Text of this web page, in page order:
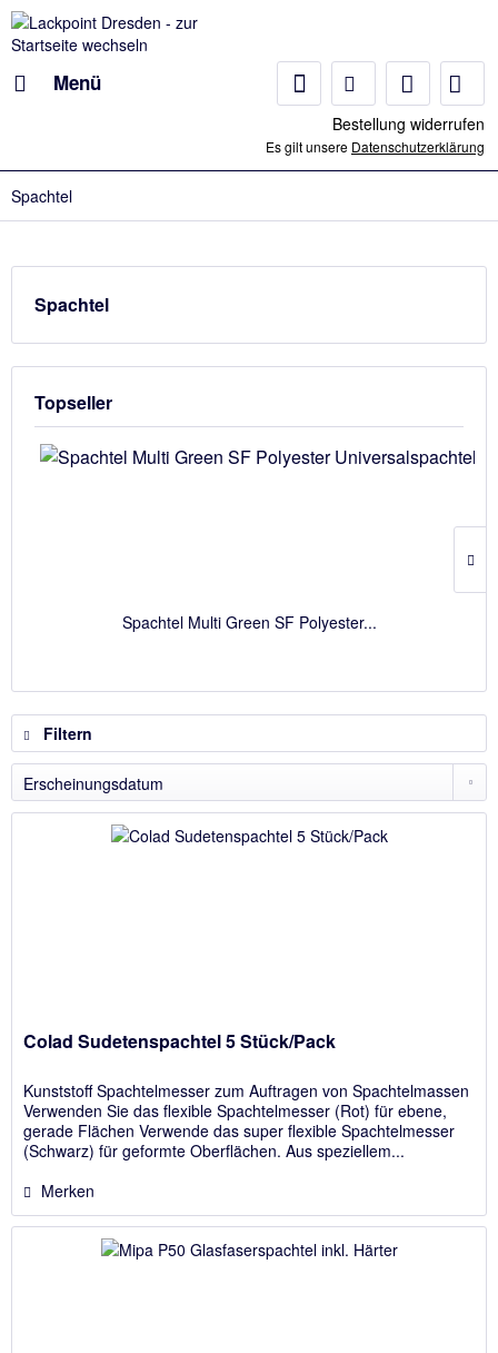
Menü
Bestellung widerrufen
Es gilt unsere Datenschutzerklärung
Spachtel
Spachtel
Topseller
Spachtel Multi Green SF Polyester...
Filtern
Colad Sudetenspachtel 5 Stück/Pack
Kunststoff Spachtelmesser zum Auftragen von Spachtelmassen
Verwenden Sie das flexible Spachtelmesser (Rot) für ebene,
gerade Flächen Verwende das super flexible Spachtelmesser
(Schwarz) für geformte Oberflächen. Aus speziellem...
Merken